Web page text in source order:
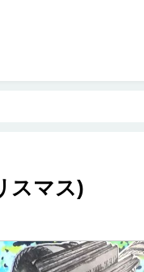
スマス)